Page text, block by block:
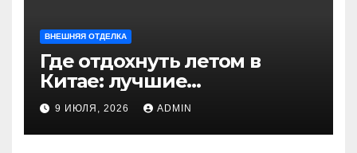
ВНЕШНЯЯ ОТДЕЛКА
Где отдохнуть летом в
Китае: лучшие
направления для
незабываемого
путешествия
9 ИЮЛЯ, 2026 ADMIN